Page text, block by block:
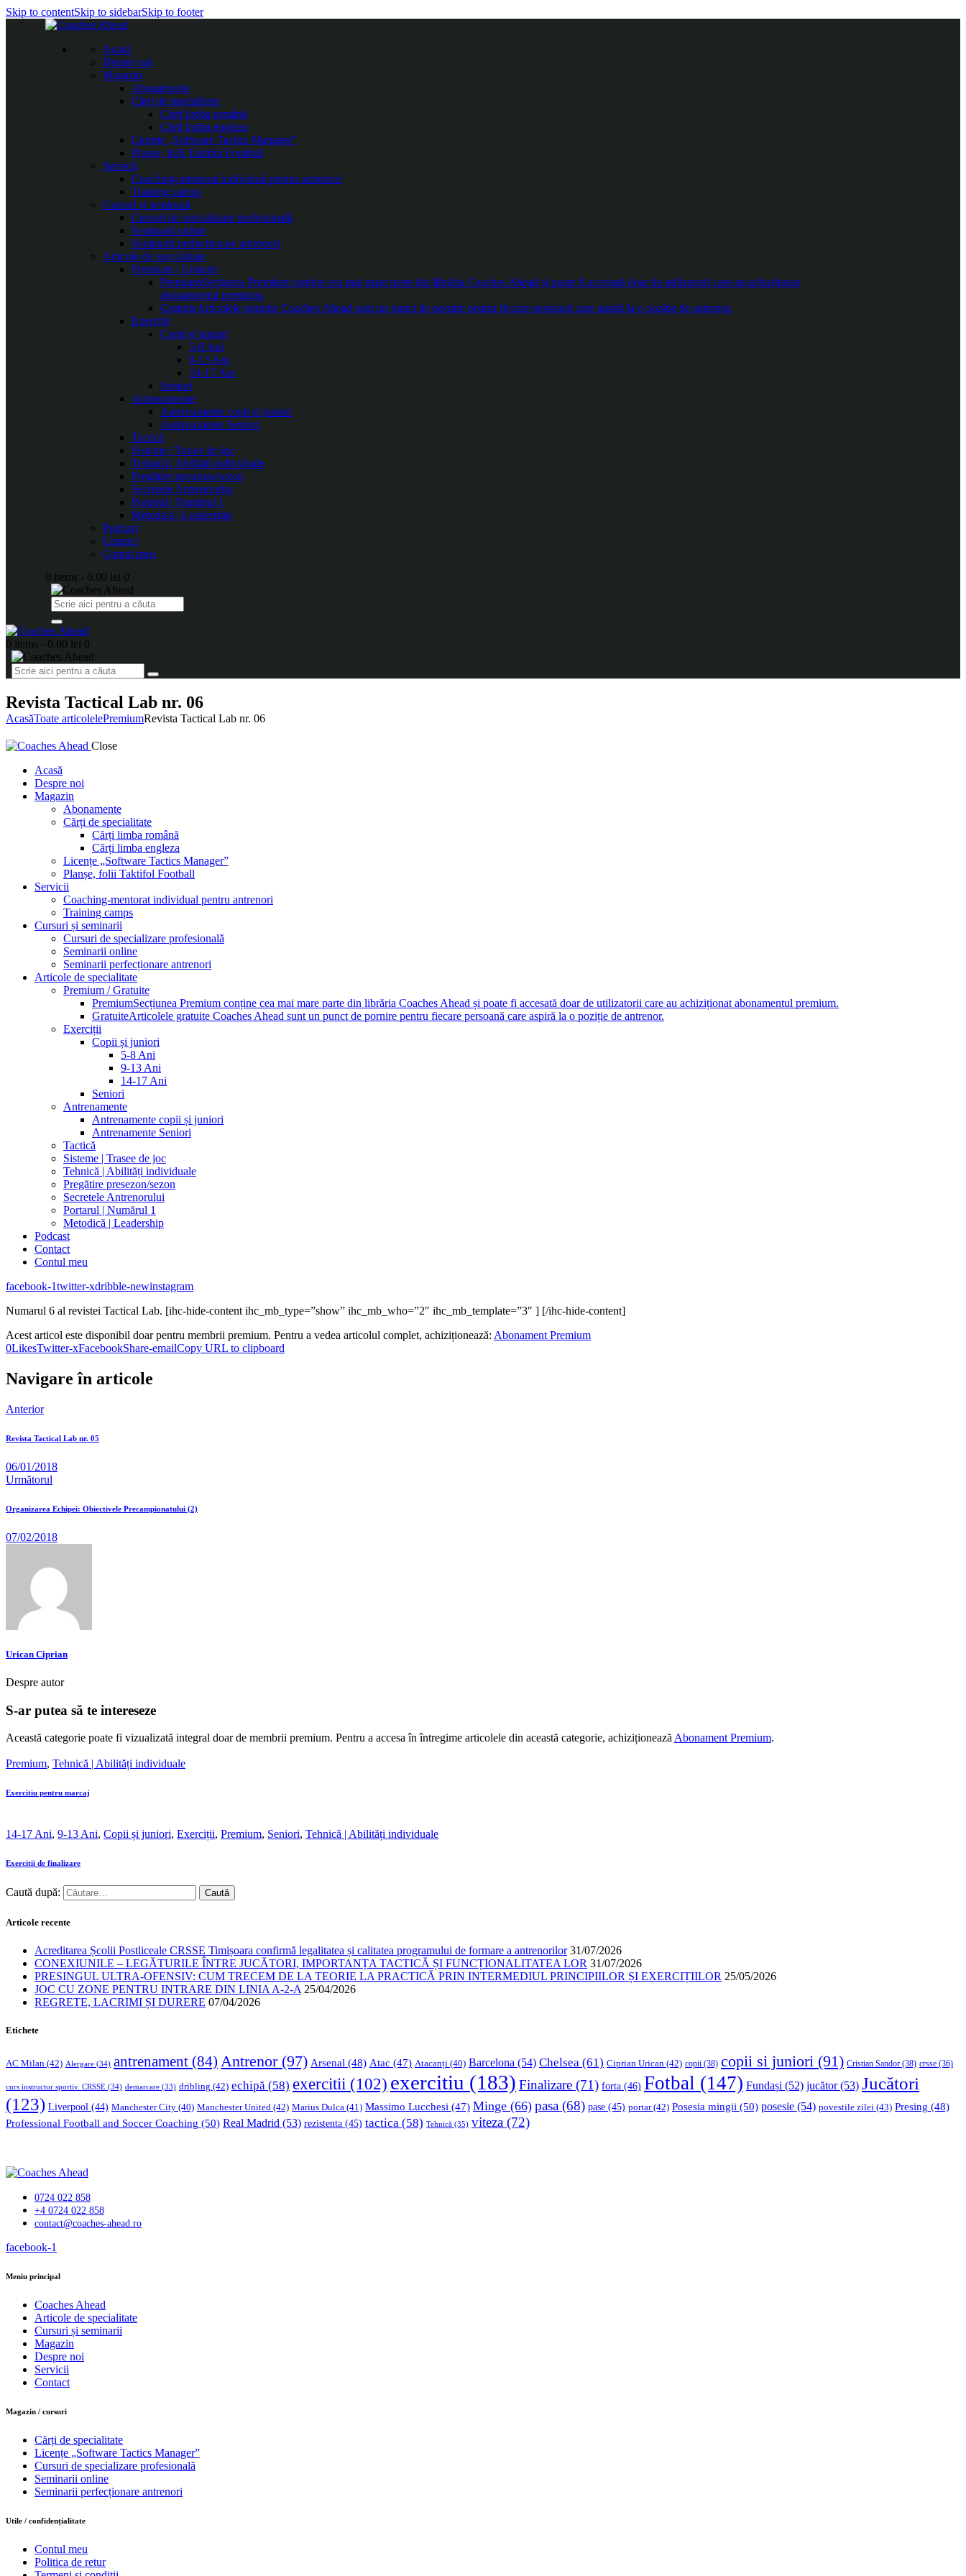
Skip to contentSkip to sidebarSkip to footer
Acasă
Despre noi
Magazin
Abonamente
Cărți de specialitate
Cărți limba română
Cărți limba engleza
Licențe „Software Tactics Manager”
Planșe, folii Taktifol Football
Servicii
Coaching-mentorat individual pentru antrenori
Training camps
Cursuri și seminarii
Cursuri de specializare profesională
Seminarii online
Seminarii perfecționare antrenori
Articole de specialitate
Premium / Gratuite
PremiumSecțiunea Premium conține cea mai mare parte din librăria Coaches Ahead și poate fi accesată doar de utilizatorii care au achiziționat
abonamentul premium.
GratuiteArticolele gratuite Coaches Ahead sunt un punct de pornire pentru fiecare persoană care aspiră la o poziție de antrenor.
Exerciții
Copii și juniori
5-8 Ani
9-13 Ani
14-17 Ani
Seniori
Antrenamente
Antrenamente copii și juniori
Antrenamente Seniori
Tactică
Sisteme | Trasee de joc
Tehnică | Abilități individuale
Pregătire presezon/sezon
Secretele Antrenorului
Portarul | Numărul 1
Metodică | Leadership
Podcast
Contact
Contul meu
0 items - 0.00 lei 0
0 items - 0.00 lei 0
Revista Tactical Lab nr. 06
AcasăToate articolelePremiumRevista Tactical Lab nr. 06
Close
Acasă
Despre noi
Magazin
Abonamente
Cărți de specialitate
Cărți limba română
Cărți limba engleza
Licențe „Software Tactics Manager”
Planșe, folii Taktifol Football
Servicii
Coaching-mentorat individual pentru antrenori
Training camps
Cursuri și seminarii
Cursuri de specializare profesională
Seminarii online
Seminarii perfecționare antrenori
Articole de specialitate
Premium / Gratuite
PremiumSecțiunea Premium conține cea mai mare parte din librăria Coaches Ahead și poate fi accesată doar de utilizatorii care au achiziționat abonamentul premium.
GratuiteArticolele gratuite Coaches Ahead sunt un punct de pornire pentru fiecare persoană care aspiră la o poziție de antrenor.
Exerciții
Copii și juniori
5-8 Ani
9-13 Ani
14-17 Ani
Seniori
Antrenamente
Antrenamente copii și juniori
Antrenamente Seniori
Tactică
Sisteme | Trasee de joc
Tehnică | Abilități individuale
Pregătire presezon/sezon
Secretele Antrenorului
Portarul | Numărul 1
Metodică | Leadership
Podcast
Contact
Contul meu
facebook-1twitter-xdribble-newinstagram
Numarul 6 al revistei Tactical Lab. [ihc-hide-content ihc_mb_type=”show” ihc_mb_who=”2″ ihc_mb_template=”3″ ] [/ihc-hide-content]
Acest articol este disponibil doar pentru membrii premium. Pentru a vedea articolul complet, achiziționează: Abonament Premium
0LikesTwitter-xFacebookShare-emailCopy URL to clipboard
Navigare în articole
Anterior
Revista Tactical Lab nr. 05
06/01/2018
Următorul
Organizarea Echipei: Obiectivele Precampionatului (2)
07/02/2018
Urican Ciprian
Despre autor
S-ar putea să te intereseze
Această categorie poate fi vizualizată integral doar de membrii premium. Pentru a accesa în întregime articolele din această categorie, achiziționeazăAbonament Premium.
Premium, Tehnică | Abilități individuale
Exercitiu pentru marcaj
14-17 Ani, 9-13 Ani, Copii și juniori, Exerciții, Premium, Seniori, Tehnică | Abilități individuale
Exercitii de finalizare
Caută după:
Articole recente
Acreditarea Școlii Postliceale CRSSE Timișoara confirmă legalitatea și calitatea programului de formare a antrenorilor 31/07/2026
CONEXIUNILE – LEGĂTURILE ÎNTRE JUCĂTORI, IMPORTANȚA TACTICĂ ȘI FUNCȚIONALITATEA LOR 31/07/2026
PRESINGUL ULTRA-OFENSIV: CUM TRECEM DE LA TEORIE LA PRACTICĂ PRIN INTERMEDIUL PRINCIPIILOR ȘI EXERCIȚIILOR 25/05/2026
JOC CU ZONE PENTRU INTRARE DIN LINIA A-2-A 25/04/2026
REGRETE, LACRIMI ȘI DURERE 07/04/2026
Etichete
AC Milan (42) Alergare (34) antrenament (84) Antrenor(97) Arsenal (48) Atac (47) Atacanți (40) Barcelona (54) Chelsea (61) Ciprian Urican (42) copii (38) copii si juniori (91) Cristian Sandor (38) crsse (36)
curs instructor sportiv. CRSSE (34) demarcare (33) dribling (42) echipă (58) exercitii (102) exercitiu (183) Finalizare (71) forta (46) Fotbal (147) Fundași (52) jucător(53) Jucători
(123) Liverpool (44) Manchester City (40) Manchester United (42) Marius Dulca (41) Massimo Lucchesi (47) Minge (66) pasa (68) pase (45) portar(42) Posesia mingii (50) posesie (54) povestile zilei (43) Presing (48)
Professional Football and Soccer Coaching (50) Real Madrid (53) rezistenta (45) tactica (58) Tehnică (35) viteza (72)
0724 022 858
+4 0724 022 858
contact@coaches-ahead.ro
facebook-1
Meniu principal
Coaches Ahead
Articole de specialitate
Cursuri și seminarii
Magazin
Despre noi
Servicii
Contact
Magazin / cursuri
Cărți de specialitate
Licențe „Software Tactics Manager”
Cursuri de specializare profesională
Seminarii online
Seminarii perfecționare antrenori
Utile / confidențialitate
Contul meu
Politica de retur